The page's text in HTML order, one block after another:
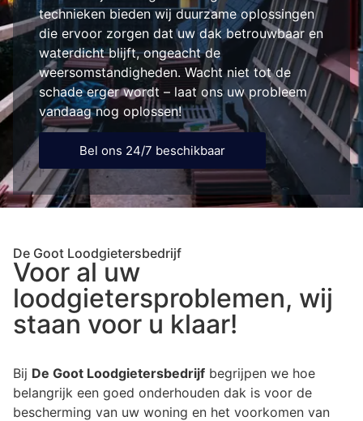
technieken bieden wij duurzame oplossingen
die ervoor zorgen dat uw dak betrouwbaar en
waterdicht blijft, ongeacht de
weersomstandigheden. Wacht niet tot de
schade erger wordt – laat ons uw probleem
vandaag nog oplossen!
Bel ons 24/7 beschikbaar
De Goot Loodgietersbedrijf
Voor al uw
loodgietersproblemen, wij
staan voor u klaar!
Bij De Goot Loodgietersbedrijf begrijpen we hoe
belangrijk een goed onderhouden dak is voor de
bescherming van uw woning en het voorkomen van